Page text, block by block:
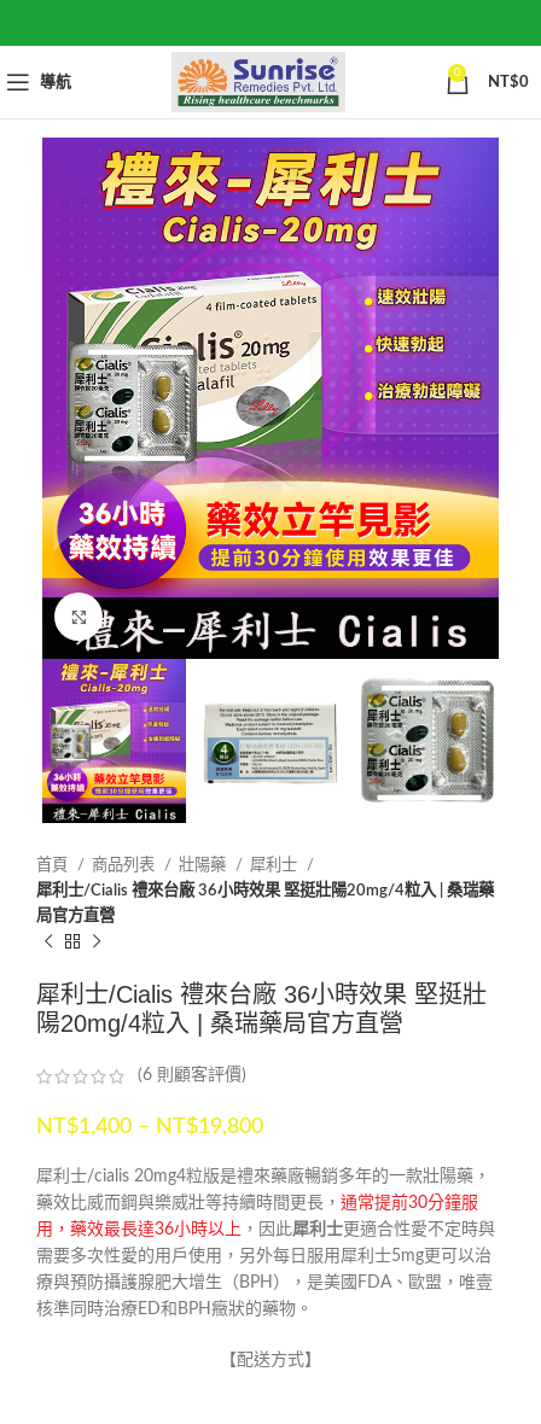
導航
0
NT$0
Click to enlarge
首頁 商品列表 壯陽藥
犀利士
犀利士/Cialis 禮來台廠 36小時效果 堅挺壯陽20mg/4粒入 | 桑瑞藥
局官方直營
犀利士/Cialis 禮來台廠 36小時效果 堅挺壯
陽20mg/4粒入 | 桑瑞藥局官方直營
(6 則顧客評價)
NT$1,400 – NT$19,800
犀利士/cialis 20mg4粒版是禮來藥廠暢銷多年的一款壯陽藥，
藥效比威而鋼與樂威壯等持續時間更長， 通常提前30分鐘服
用，藥效最長達36小時以上 ，因此犀利士更適合性愛不定時與
需要多次性愛的用戶使用，另外每日服用犀利士5mg更可以治
療與預防攝護腺肥大增生（BPH），是美國FDA、歐盟，唯壹
核準同時治療ED和BPH癥狀的藥物。
【配送方式】